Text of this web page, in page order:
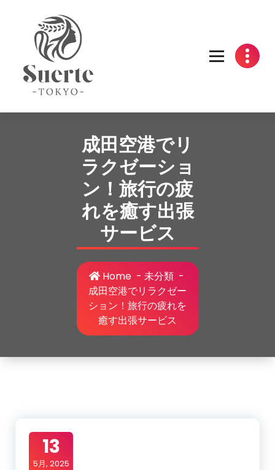
content
成田空港でリ
ラクゼーショ
ン！旅行の疲
れを癒す出張
サービス
Home- 未分類-
成田空港でリラクゼー
ション！旅行の疲れを
癒す出張サービス
13
5月, 2025